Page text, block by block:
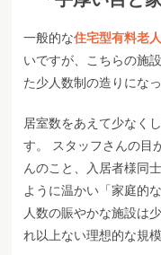
一般的な住宅型有料老
いですが、こちらの施
た少人数制の造りになっ
居室数をあえて少なく
す。 スタッフさんの目
んのこと、入居者様同
ように温かい「家庭的
人数の賑やかな施設は
れ以上ない理想的な規模